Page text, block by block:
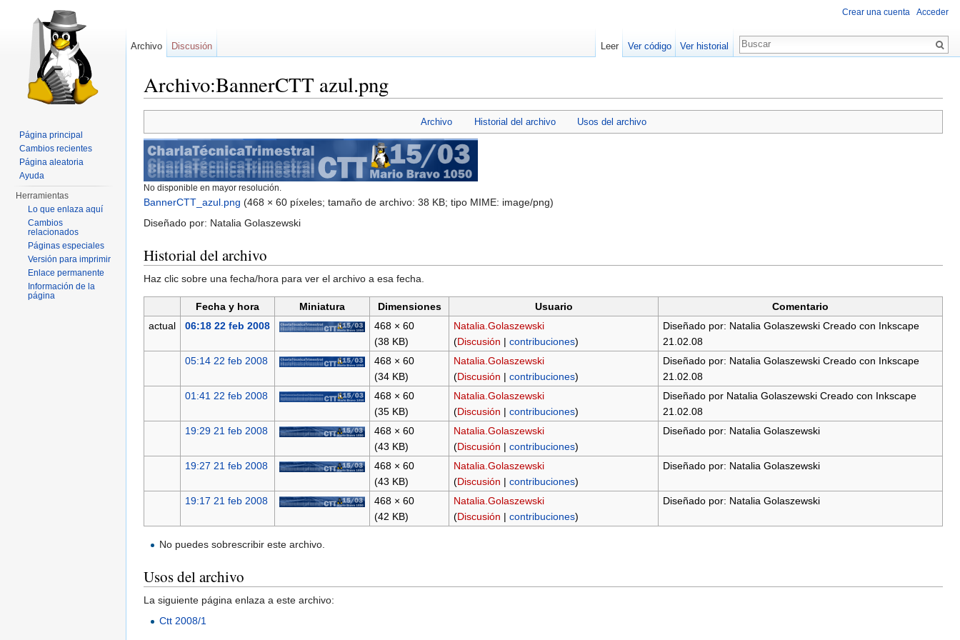
Archivo:BannerCTT azul.png
Archivo Historial del archivo Usos del archivo
No disponible en mayor resolución.
BannerCTT_azul.png (468 × 60 píxeles; tamaño de archivo: 38 KB; tipo MIME: image/png)
Diseñado por: Natalia Golaszewski
Historial del archivo
Haz clic sobre una fecha/hora para ver el archivo a esa fecha.
Fecha y hora Miniatura Dimensiones Usuario
Comentario
actual
06:18 22 feb 2008
468 × 60
(38 KB)
Natalia.Golaszewski
(Discusión | contribuciones)
Diseñado por: Natalia Golaszewski Creado con Inkscape
21.02.08
05:14 22 feb 2008
468 × 60
(34 KB)
Natalia.Golaszewski
(Discusión | contribuciones)
Diseñado por: Natalia Golaszewski Creado con Inkscape
21.02.08
01:41 22 feb 2008
468 × 60
(35 KB)
Natalia.Golaszewski
(Discusión | contribuciones)
Diseñado por Natalia Golaszewski Creado con Inkscape
21.02.08
19:29 21 feb 2008
468 × 60
(43 KB)
Natalia.Golaszewski
(Discusión | contribuciones)
Diseñado por: Natalia Golaszewski
19:27 21 feb 2008
468 × 60
(43 KB)
Natalia.Golaszewski
(Discusión | contribuciones)
Diseñado por: Natalia Golaszewski
19:17 21 feb 2008
468 × 60
(42 KB)
Natalia.Golaszewski
(Discusión | contribuciones)
Diseñado por: Natalia Golaszewski
No puedes sobrescribir este archivo.
Usos del archivo
La siguiente página enlaza a este archivo:
Ctt 2008/1
Crear una cuenta Acceder
Archivo Discusión Leer Ver código Ver historial
Página principal
Cambios recientes
Página aleatoria
Ayuda
Herramientas
Lo que enlaza aquí
Cambios
relacionados
Páginas especiales
Versión para imprimir
Enlace permanente
Información de la
página